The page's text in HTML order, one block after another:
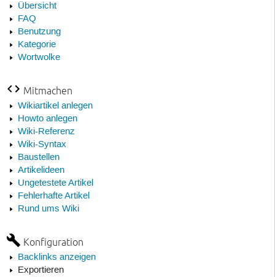
Übersicht
FAQ
Benutzung
Kategorie
Wortwolke
Mitmachen
Wikiartikel anlegen
Howto anlegen
Wiki-Referenz
Wiki-Syntax
Baustellen
Artikelideen
Ungetestete Artikel
Fehlerhafte Artikel
Rund ums Wiki
Konfiguration
Backlinks anzeigen
Exportieren